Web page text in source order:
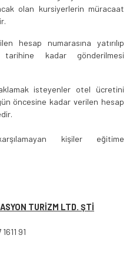
olan kursiyerlerin müracaat
hesap numarasına yatırılıp
kadar gönderilmesi
isteyenler otel ücretini
öncesine kadar verilen hesap
kişiler eğitime
TURİZM LTD. ŞTİ
91